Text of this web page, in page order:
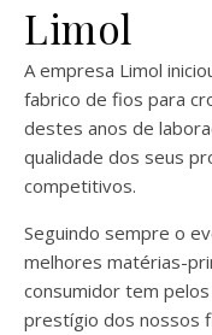
Limol
A empresa Limol
fabrico de fios para
destes anos de
qualidade dos seus
competitivos.
Seguindo sempre o
melhores matérias-
consumidor tem
prestígio dos nossos